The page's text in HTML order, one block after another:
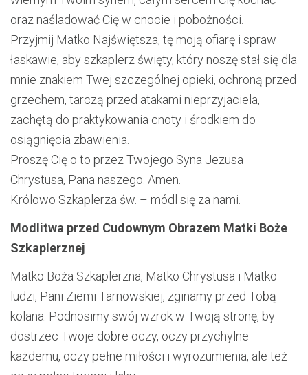
oraz naśladować Cię w cnocie i pobożności.
Przyjmij Matko Najświętsza, tę moją ofiarę i spraw
łaskawie, aby szkaplerz święty, który noszę stał się dla
mnie znakiem Twej szczególnej opieki, ochroną przed
grzechem, tarczą przed atakami nieprzyjaciela,
zachętą do praktykowania cnoty i środkiem do
osiągnięcia zbawienia.
Proszę Cię o to przez Twojego Syna Jezusa
Chrystusa, Pana naszego. Amen.
Królowo Szkaplerza św. – módl się za nami.
Modlitwa przed Cudownym Obrazem Matki Boże
Szkaplerznej
Matko Boża Szkaplerzna, Matko Chrystusa i Matko
ludzi, Pani Ziemi Tarnowskiej, zginamy przed Tobą
kolana. Podnosimy swój wzrok w Twoją stronę, by
dostrzec Twoje dobre oczy, oczy przychylne
każdemu, oczy pełne miłości i wyrozumienia, ale też